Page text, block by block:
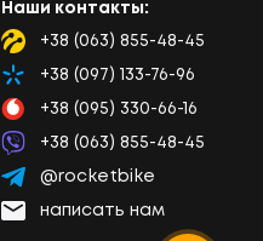
Наши контакты:
Lifecell
+38 (063) 855-48-45
Kyivstar
+38 (097) 133-76-96
Vodafone
+38 (095) 330-66-16
Viber
+38 (063) 855-48-45
Telegram
@rocketbike
Email
написать нам